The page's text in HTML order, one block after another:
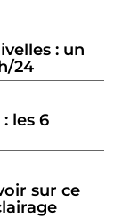
: un
24
les 6
sur ce